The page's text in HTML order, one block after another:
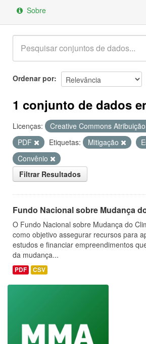
Sobre
Ordenar por
1 conjunto de dados
Licenças: Creative Commons Atribuição
PDF
Etiquetas: Mitigação
Convênio
Filtrar Resultados
Fundo Nacional sobre Mudança
O Fundo Nacional sobre Mudança do
como objetivo assegurar recursos para
estudos e financiar empreendimentos
da mudança...
PDF CSV